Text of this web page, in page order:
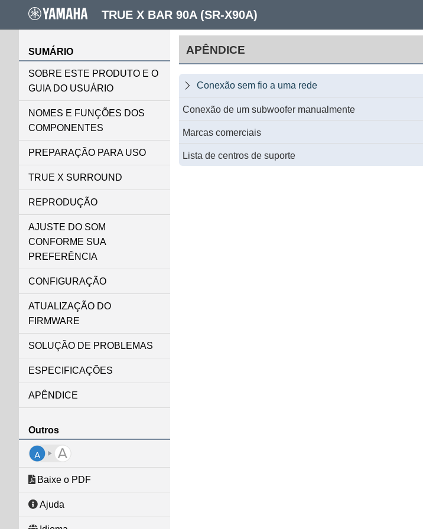
SUMÁRIO
SOBRE ESTE PRODUTO E O
GUIA DO USUÁRIO
NOMES E FUNÇÕES DOS
COMPONENTES
PREPARAÇÃO PARA USO
TRUE X SURROUND
REPRODUÇÃO
AJUSTE DO SOM
CONFORME SUA
PREFERÊNCIA
CONFIGURAÇÃO
ATUALIZAÇÃO DO
FIRMWARE
SOLUÇÃO DE PROBLEMAS
ESPECIFICAÇÕES
APÊNDICE
Outros
Baixe o PDF
Ajuda
APÊNDICE
 Conexão sem fio a uma rede
Conexão de um subwoofer manualmente
Marcas comerciais
Lista de centros de suporte
TRUE X BAR 90A (SR-X90A)